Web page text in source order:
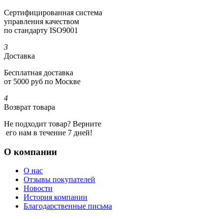
Сертифициро­ванная система
управления качеством
по стандарту ISO9001
3
Доставка
Бесплатная доставка
от 5000 руб по Москве
4
Возврат товара
Не подходит товар? Верните
его нам в течение 7 дней!
О компании
О нас
Отзывы покупателей
Новости
История компании
Благодарственные письма